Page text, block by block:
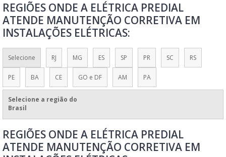
QUADRO DE DISTRIBUIÇÃO SIEMENS
QUADRO DE ENERGIA
QUADRO ELÉTRICO
QUADRO ELÉTRICO FOTOVOLTAICO
QUADRO GERAL DE DISTRIBUIÇÃO DE FORÇA
REFORMA DE QUADRO ELÉTRICO
VALOR DE QUADRO ELÉTRICO
VENDA DE QUADROS E PAINÉIS
VENDA DE QUADROS E PAINÉIS ELÉTRICOS
MANUTENÇÃO ELÉTRICA PREDIAL E INDUSTRIAL
REGIÕES ONDE A ELÉTRICA PREDIAL
ATENDE MANUTENÇÃO CORRETIVA EM
INSTALAÇÕES ELÉTRICAS:
Selecione RJ MG ES SP PR SC RS
PE BA CE GO e DF AM PA
Selecione a região do
Brasil
REGIÕES ONDE A ELÉTRICA PREDIAL
ATENDE MANUTENÇÃO CORRETIVA EM